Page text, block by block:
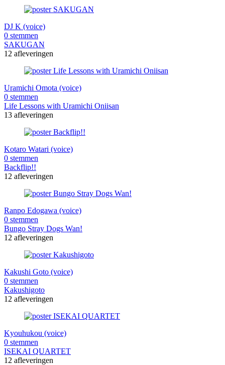
DJ K (voice)
0 stemmen
SAKUGAN
12 afleveringen
Uramichi Omota (voice)
0 stemmen
Life Lessons with Uramichi Oniisan
13 afleveringen
Kotaro Watari (voice)
0 stemmen
Backflip!!
12 afleveringen
Ranpo Edogawa (voice)
0 stemmen
Bungo Stray Dogs Wan!
12 afleveringen
Kakushi Goto (voice)
0 stemmen
Kakushigoto
12 afleveringen
Kyouhukou (voice)
0 stemmen
ISEKAI QUARTET
12 afleveringen